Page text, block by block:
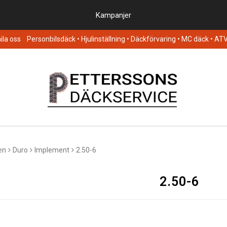
Kampanjer
oss Personbilsdäck • Hjulinställning • Däckförvaring • MC däck •
Duro Implement 2.50-6
2.50-6